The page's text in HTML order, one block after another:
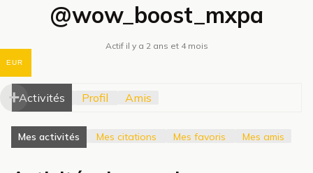
@wow_boost_mxpa
Actif il y a 2 ans et 4 mois
Activités Profil Amis
Mes activités Mes citations Mes favoris Mes amis
EUR